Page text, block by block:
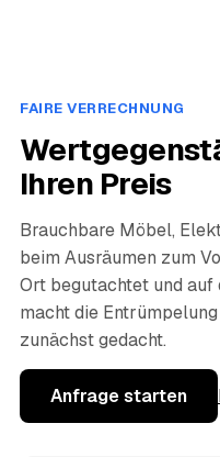
FAIRE VERRECHNUNG
Ihren Preis
Brauchbare Möbel,
beim Ausräumen zum
Ort begutachtet und
macht die
zunächst gedacht.
Anfrage starten